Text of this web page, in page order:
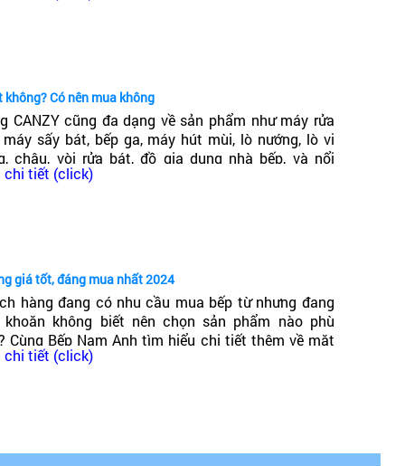
chống han gỉ, đảm bảo độ bền cao. Cùng kính
cơ của máy luôn sạch sẽ, không bị bám mùi.
hút mùi khác, máy hút mùi Taka có độ ồn thấp
Có nên mua không
CANZY cũng đa dạng về sản phẩm như máy rửa
máy sấy bát, bếp ga, máy hút mùi, lò nướng, lò vi
chậu, vòi rửa bát, đồ gia dụng nhà bếp, và nổi
trong đó có dòng bếp từ Canzy. Vậy Bếp từ Canzy
chi tiết (click)
giá tốt, đáng mua nhất 2024
hàng đang có nhu cầu mua bếp từ nhưng đang
khoăn không biết nên chọn sản phẩm nào phù
Cùng Bếp Nam Anh tìm hiểu chi tiết thêm về mặt
bếp từ giá phải chăng, chất lượng cao, đáng mua
chi tiết (click)